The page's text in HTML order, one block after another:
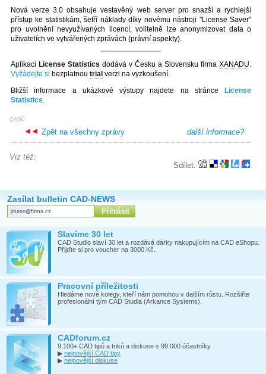
Nová verze 3.0 obsahuje vestavěný web server pro snazší a rychlejší
přístup ke statistikám, šetří náklady díky novému nástroji "License Saver"
pro uvolnění nevyužívaných licencí, volitelně lze anonymizovat data o
uživatelích ve vytvářených zprávách (právní aspekty).
Aplikaci License Statistics dodává v Česku a Slovensku firma XANADU.
Vyžádejte si bezplatnou trial verzi na vyzkoušení.
Bližší informace a ukázkové výstupy najdete na stránce
License
Statistics.
[
CAD ]
další informace?
Zpět na všechny zprávy
Sdílet:
Viz též:
Zasílat bulletin CAD-NEWS
Slavíme 30 let
CAD Studio slaví 30 let a rozdává dárky nakupujícím na CAD eShopu.
Přijďte si pro voucher na 3000 Kč.
Pracovní příležitosti
Hledáme nové kolegy, kteří nám pomohou v dalším růstu. Rozšiřte
profesionální tým CAD Studia (Arkance Systems).
CADforum.cz
9.100+ CAD tipů a triků a diskuse s 99.000 účastníky
▶ nejnovější CAD tipy
▶ nejnovější diskuse